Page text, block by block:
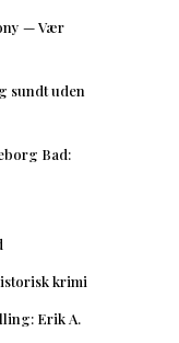
— Vær
sundt uden
Bad:
krimi
Erik A.